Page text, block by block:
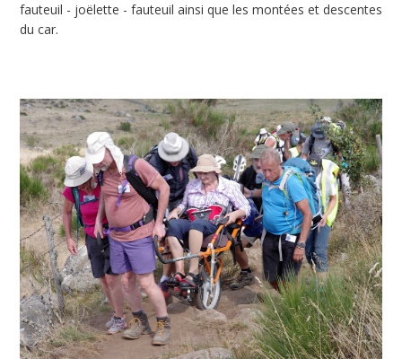
fauteuil - joëlette - fauteuil ainsi que les montées et descentes
du car.